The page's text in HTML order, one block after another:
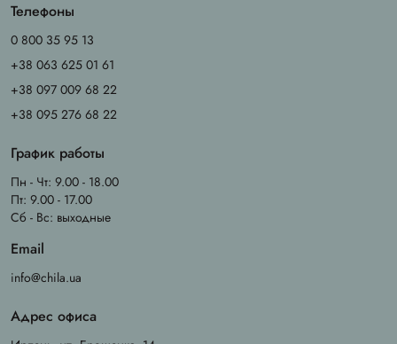
Телефоны
0 800 35 95 13
+38 063 625 01 61
+38 097 009 68 22
+38 095 276 68 22
График работы
Пн - Чт: 9.00 - 18.00
Пт: 9.00 - 17.00
Сб - Вс: выходные
Email
info@chila.ua
Адрес офиса